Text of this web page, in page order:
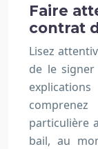
Faire
contrat
Lisez
de le signer
particulière
bail, au